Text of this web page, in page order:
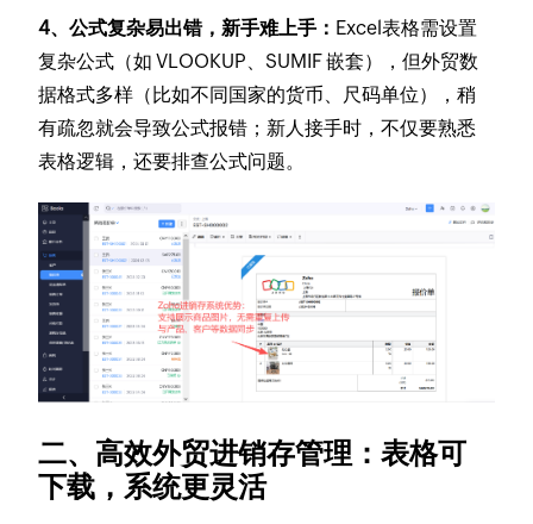
4、公式复杂易出错，新手难上手： Excel表格需设置
复杂公式（如 VLOOKUP、SUMIF 嵌套），但外贸数
据格式多样（比如不同国家的货币、尺码单位），稍
有疏忽就会导致公式报错；新人接手时，不仅要熟悉
表格逻辑，还要排查公式问题。
二、高效外贸进销存管理：表格可
下载，系统更灵活